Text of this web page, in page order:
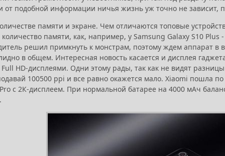
от подобной информации ничья жизнь уж точно не зависит,
памяти и экране. Чем отличаются топовые
памяти, как, например, у Samsung Galaxy S10
решил примкнуть к монстрам, поэтому ждем аппарат в
в общем. Интересная новость касается и дисплея
HD-дисплеями. Одни этому рады, так как не видят
100500 ppi и все равно окажется мало. Xiaomi пошла
с 2К-дисплеем. При нормальной батарее на 4000 мАч